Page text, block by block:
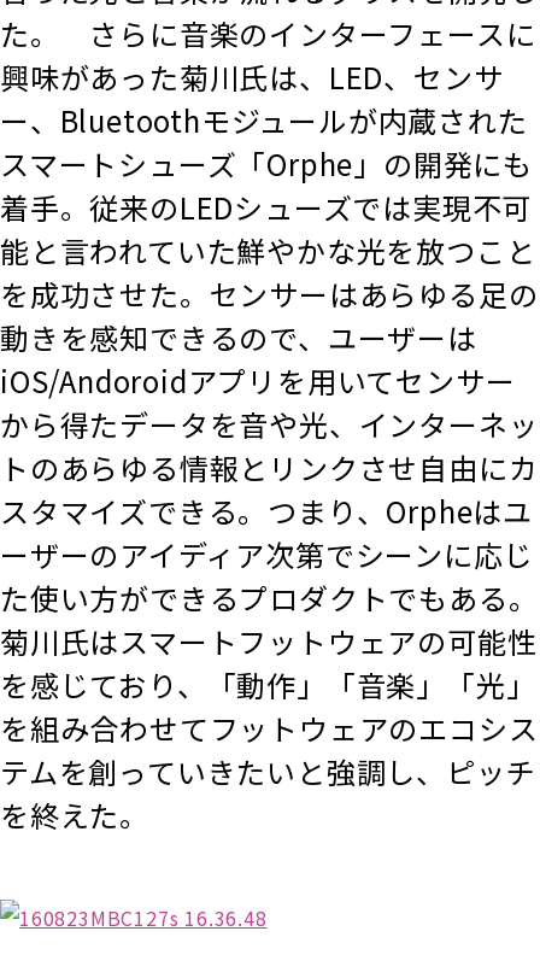
た。 さらに音楽のインターフェースに
興味があった菊川氏は、LED、センサ
ー、Bluetoothモジュールが内蔵された
スマートシューズ「Orphe」の開発にも
着手。従来のLEDシューズでは実現不可
能と言われていた鮮やかな光を放つこと
を成功させた。センサーはあらゆる足の
動きを感知できるので、ユーザーは
iOS/Andoroidアプリを用いてセンサー
から得たデータを音や光、インターネッ
トのあらゆる情報とリンクさせ自由にカ
スタマイズできる。つまり、Orpheはユ
ーザーのアイディア次第でシーンに応じ
た使い方ができるプロダクトでもある。
菊川氏はスマートフットウェアの可能性
を感じており、「動作」「音楽」「光」
を組み合わせてフットウェアのエコシス
テムを創っていきたいと強調し、ピッチ
を終えた。